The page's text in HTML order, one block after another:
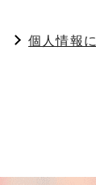
個人情報